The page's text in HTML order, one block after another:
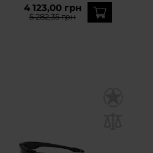
4 123,00 грн
5 282,35 грн